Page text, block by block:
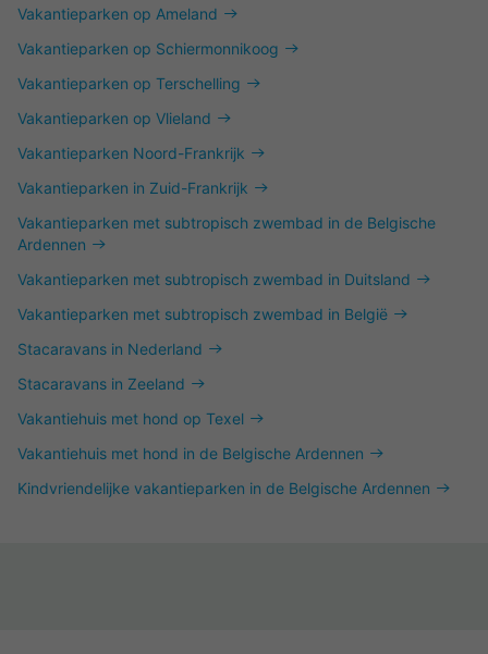
Vakantieparken op Ameland
Vakantieparken op Schiermonnikoog
Vakantieparken op Terschelling
Vakantieparken op Vlieland
Vakantieparken Noord-Frankrijk
Vakantieparken in Zuid-Frankrijk
Vakantieparken met subtropisch zwembad in de Belgische
Ardennen
Vakantieparken met subtropisch zwembad in Duitsland
Vakantieparken met subtropisch zwembad in België
Stacaravans in Nederland
Stacaravans in Zeeland
Vakantiehuis met hond op Texel
Vakantiehuis met hond in de Belgische Ardennen
Kindvriendelijke vakantieparken in de Belgische Ardennen